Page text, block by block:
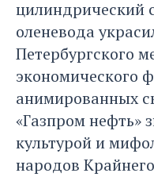
цилиндрический
оленевода
Петербургского
экономического
анимированных
«Газпром нефть»
культурой и
народов